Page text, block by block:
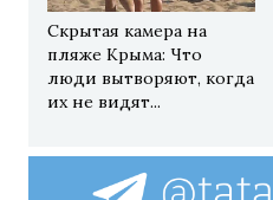
Скрытая камера на
пляже Крыма: Что
люди вытворяют, когда
их не видят...